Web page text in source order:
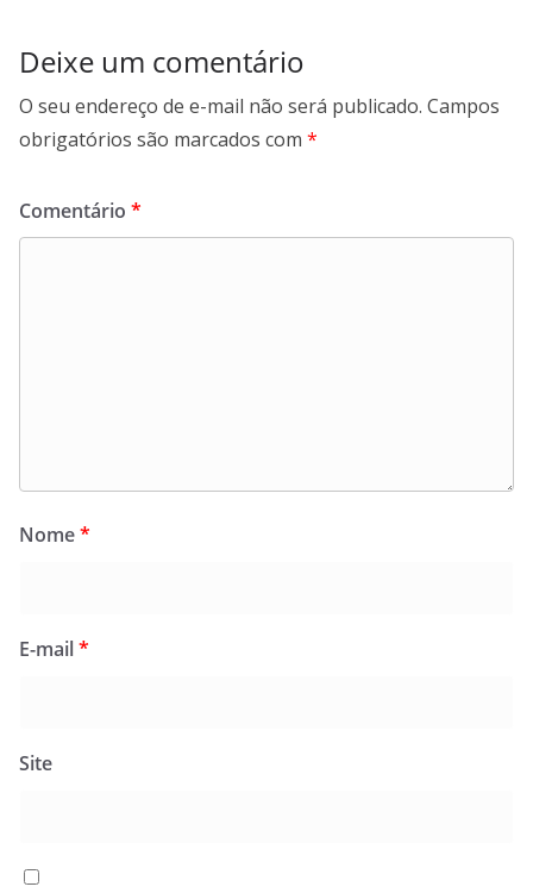
Deixe um comentário
O seu endereço de e-mail não será publicado. Campos
obrigatórios são marcados com *
Comentário *
Nome*
E-mail*
Site